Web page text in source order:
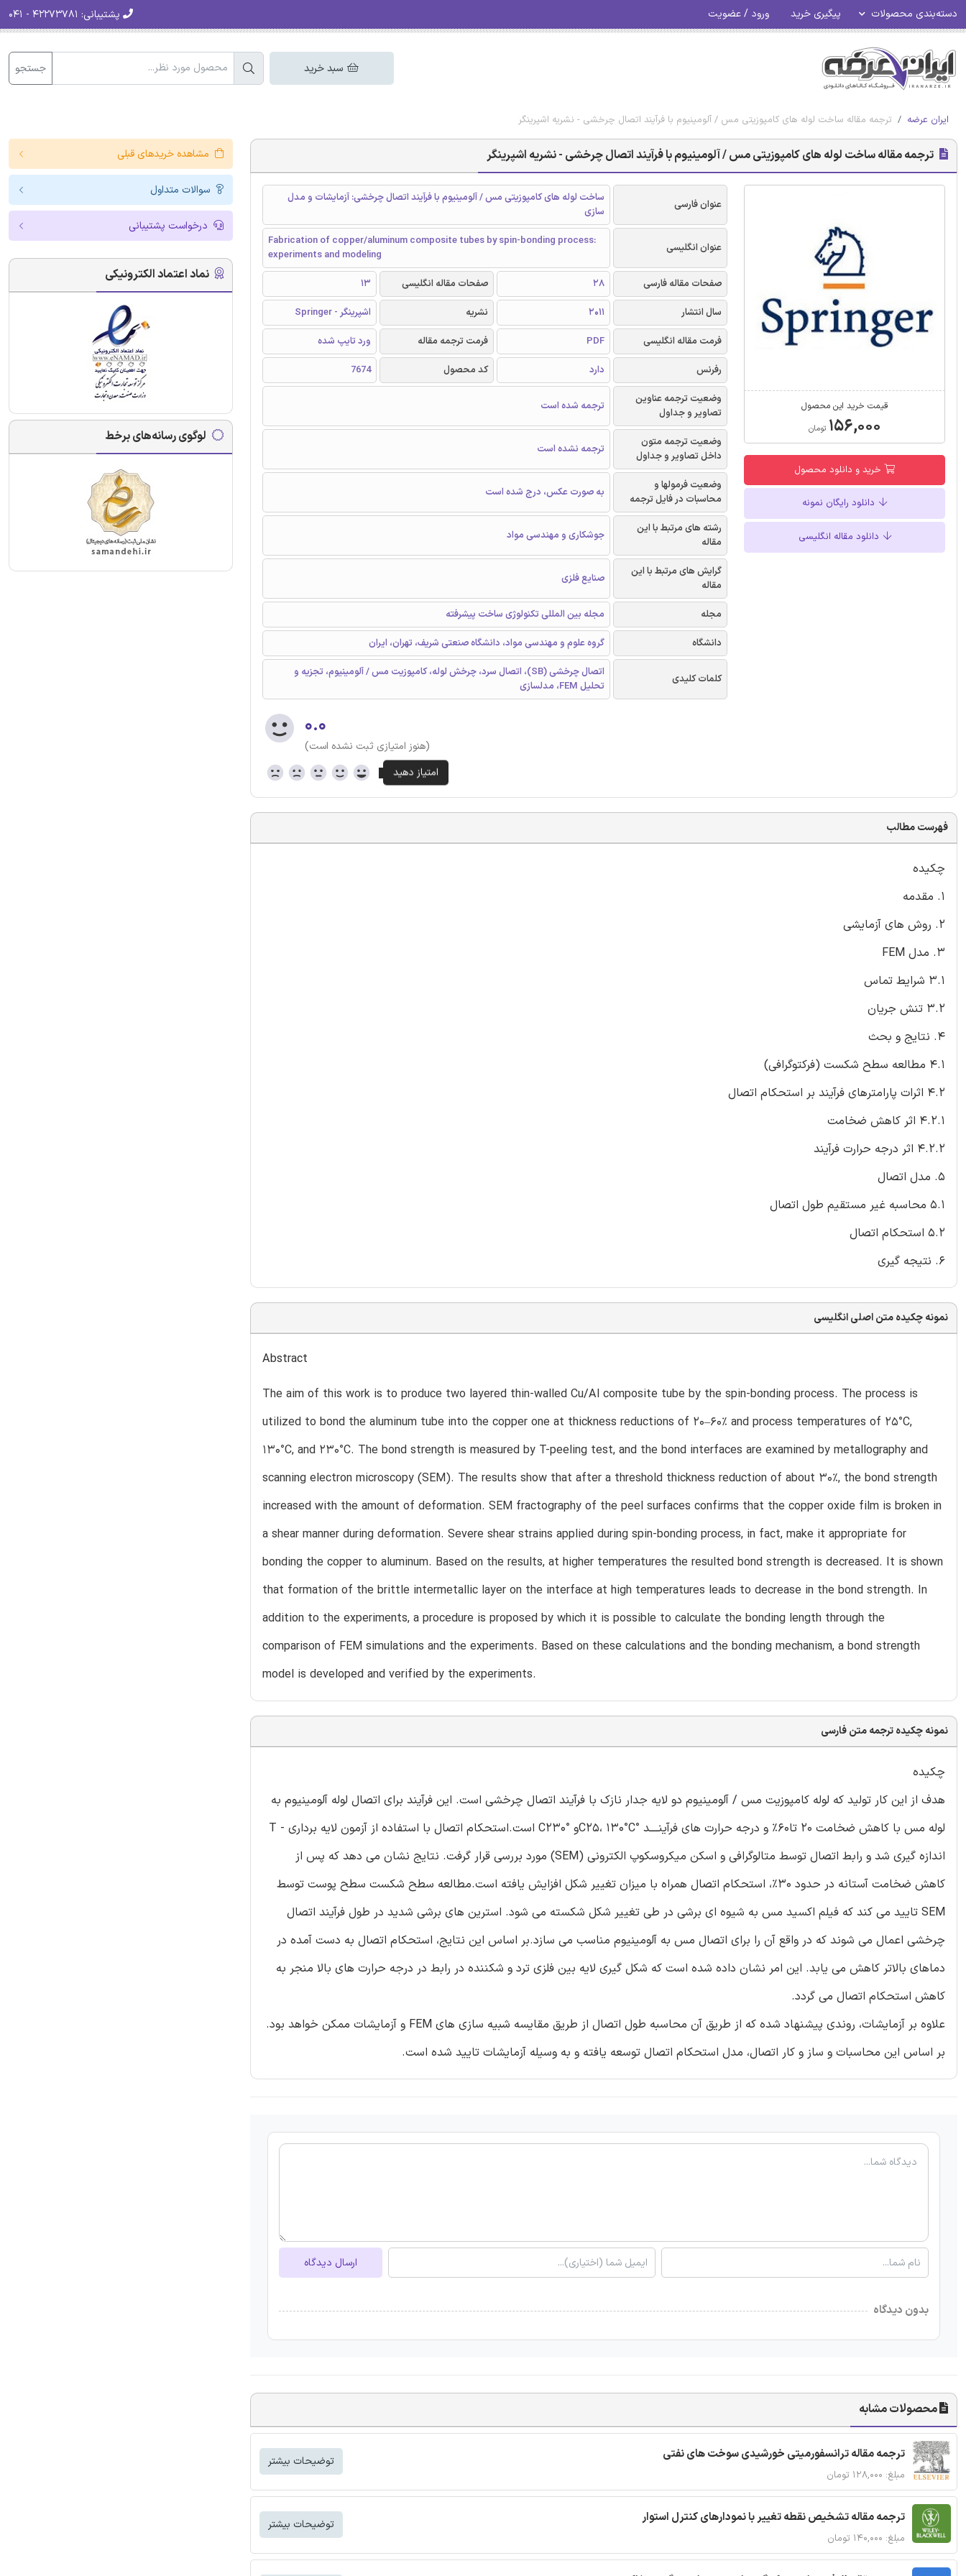
دسته‌بندی محصولات پیگیری خرید ورود / عضویت پشتیبانی:
سبد خرید جستجو
ایران عرضه ترجمه مقاله ساخت لوله های کامپوزیتی مس / آلومینیوم با فرآیند اتصال چرخشی - نشریه اشپرینگر
ترجمه مقاله ساخت لوله های کامپوزیتی مس / آلومینیوم با فرآیند اتصال چرخشی - نشریه اشپرینگر
قیمت خرید این محصول
۱۵۶,۰۰۰ تومان
خرید و دانلود محصول
دانلود رایگان نمونه
دانلود مقاله انگلیسی
عنوان فارسی
ساخت لوله های کامپوزیتی مس / آلومینیوم با فرآیند اتصال چرخشی: آزمایشات و مدل
سازی
عنوان انگلیسی
Fabrication of copper/aluminum composite tubes by spin-bonding process:
experiments and modeling
صفحات مقاله فارسی
28 صفحات مقاله انگلیسی
13
سال انتشار
2011 نشریه
اشپرینگر - Springer
فرمت مقاله انگلیسی
PDF فرمت ترجمه مقاله
ورد تایپ شده
رفرنس
دارد کد محصول
7674
وضعیت ترجمه عناوین
تصاویر و جداول
ترجمه شده است
وضعیت ترجمه متون
داخل تصاویر و جداول
ترجمه نشده است
وضعیت فرمولها و
محاسبات در فایل ترجمه
به صورت عکس، درج شده است
رشته های مرتبط با این
مقاله
جوشکاری و مهندسی مواد
گرایش های مرتبط با این
مقاله
صنایع فلزی
مجله
مجله بین المللی تکنولوژی ساخت پیشرفته
دانشگاه
گروه علوم و مهندسی مواد، دانشگاه صنعتی شریف، تهران، ایران
کلمات کلیدی
اتصال چرخشی (SB)، اتصال سرد، چرخش لوله، کامپوزیت مس / آلومینیوم، تجزیه و
تحلیل FEM، مدلسازی
۰.۰
(هنوز امتیازی ثبت نشده است)
فهرست مطالب
چکیده
1. مقدمه
2. روش های آزمایشی
3. مدل FEM
3.1 شرایط تماس
3.2 تنش جریان
4. نتایج و بحث
4.1 مطالعه سطح شکست (فرکتوگرافی)
4.2 اثرات پارامترهای فرآیند بر استحکام اتصال
4.2.1 اثر کاهش ضخامت
4.2.2 اثر درجه حرارت فرآیند
5. مدل اتصال
5.1 محاسبه غیر مستقیم طول اتصال
5.2 استحکام اتصال
6. نتیجه گیری
نمونه چکیده متن اصلی انگلیسی
Abstract
The aim of this work is to produce two layered thin-walled Cu/Al composite tube by the spin-bonding process. The process is
utilized to bond the aluminum tube into the copper one at thickness reductions of 20–60% and process temperatures of 25°C,
130°C, and 230°C. The bond strength is measured by T-peeling test, and the bond interfaces are examined by metallography and
scanning electron microscopy (SEM). The results show that after a threshold thickness reduction of about 30%, the bond strength
increased with the amount of deformation. SEM fractography of the peel surfaces confirms that the copper oxide film is broken in
a shear manner during deformation. Severe shear strains applied during spin-bonding process, in fact, make it appropriate for
bonding the copper to aluminum. Based on the results, at higher temperatures the resulted bond strength is decreased. It is shown
that formation of the brittle intermetallic layer on the interface at high temperatures leads to decrease in the bond strength. In
addition to the experiments, a procedure is proposed by which it is possible to calculate the bonding length through the
comparison of FEM simulations and the experiments. Based on these calculations and the bonding mechanism, a bond strength
model is developed and verified by the experiments.
نمونه چکیده ترجمه متن فارسی
چکیده
هدف از این کار تولید که لوله کامپوزیت مس / آلومینیوم دو لایه جدار نازک با فرآیند اتصال چرخشی است. این فرآیند برای اتصال لوله آلومینیوم به
لوله مس با کاهش ضخامت 20 تا60٪ و درجه حرارت های فرآینــــد °C25، 130°Cو °C230 است.استحکام اتصال با استفاده از آزمون لایه برداری - T
اندازه گیری شد و رابط اتصال توسط متالوگرافی و اسکن میکروسکوپ الکترونی (SEM) مورد بررسی قرار گرفت. نتایج نشان می دهد که پس از
کاهش ضخامت آستانه در حدود 30٪، استحکام اتصال همراه با میزان تغییر شکل افزایش یافته است.مطالعه سطح شکست سطح پوست توسط
SEM تایید می کند که فیلم اکسید مس به شیوه ای برشی در طی تغییر شکل شکسته می شود. استرین های برشی شدید در طول فرآیند اتصال
چرخشی اعمال می شوند که در واقع آن را برای اتصال مس به آلومینیوم مناسب می سازد.بر اساس این نتایج، استحکام اتصال به دست آمده در
دماهای بالاتر کاهش می یابد. این امر نشان داده شده است که شکل گیری لایه بین فلزی ترد و شکننده در رابط در درجه حرارت های بالا منجر به
کاهش استحکام اتصال می گردد.
علاوه بر آزمایشات، روندی پیشنهاد شده که از طریق آن محاسبه طول اتصال از طریق مقایسه شبیه سازی های FEM و آزمایشات ممکن خواهد بود.
بر اساس این محاسبات و ساز و کار اتصال، مدل استحکام اتصال توسعه یافته و به وسیله آزمایشات تایید شده است.
ارسال دیدگاه
بدون دیدگاه
محصولات مشابه
ترجمه مقاله ترانسفورمیتی خورشیدی سوخت های نفتی
مبلغ: ۱۲۸,۰۰۰ تومان
توضیحات بیشتر
ترجمه مقاله تشخیص نقطه تغییر با نمودارهای کنترل استوار
مبلغ: ۱۴۰,۰۰۰ تومان
توضیحات بیشتر
مشاهده خریدهای قبلی
سوالات متداول
درخواست پشتیبانی
نماد اعتماد الکترونیکی
لوگوی رسانه‌های برخط